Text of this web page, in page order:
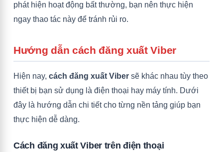
phát hiện hoạt động bất thường, bạn nên thực hiện
ngay thao tác này để tránh rủi ro.
Hướng dẫn cách đăng xuất Viber
Hiện nay, cách đăng xuất Viber sẽ khác nhau tùy theo
thiết bị bạn sử dụng là điện thoại hay máy tính. Dưới
đây là hướng dẫn chi tiết cho từng nền tảng giúp bạn
thực hiện dễ dàng.
Cách đăng xuất Viber trên điện thoại